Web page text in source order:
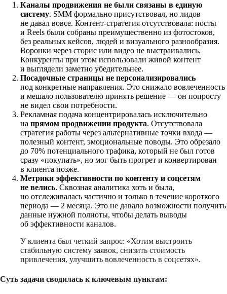
Каналы продвижения не были связаны в единую
систему. SMM формально присутствовал, но лидов
не давал вовсе. Контент-стратегия отсутствовала: посты
и Reels были собраны преимущественно из фотостоков,
без реальных кейсов, людей и визуального разнообразия.
Воронки через сторис или видео не выстраивались.
Конкуренты при этом использовали живой контент
и выглядели заметно убедительнее.
Посадочные страницы не персонализировались
под конкретные направления. Это снижало вовлеченность
и мешало пользователю принять решение — он попросту
не видел свои потребности.
Рекламная подача концентрировалась исключительно
на прямом продвижении продукта. Отсутствовала
стратегия работы через альтернативные точки входа —
полезный контент, эмоциональные поводы. Это обрезало
до 70% потенциального трафика, который не был готов
сразу «покупать», но мог быть прогрет и конвертирован
в клиента позже.
Метрики эффективности по контенту и соцсетям
не велись. Сквозная аналитика хоть и была,
но отслеживалась частично и только в течение короткого
периода — 2 месяца. Это не давало возможности получить
данные нужной полноты, чтобы делать выводы
об эффективности каналов.
У клиента был четкий запрос: «Хотим выстроить
стабильную систему заявок, снизить стоимость
привлечения, улучшить вовлеченность в соцсетях».
Суть задачи сводилась к ключевым пунктам: